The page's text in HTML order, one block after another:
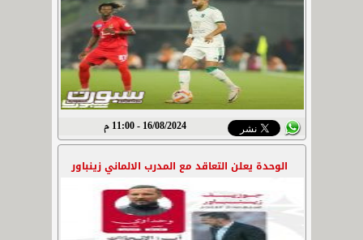
16/08/2024 - 11:00 م
الوحدة يعلن التعاقد مع المدرب الالماني زينباور